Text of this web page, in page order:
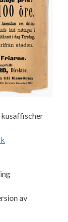
av